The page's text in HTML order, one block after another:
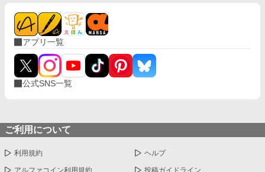
アプリ一覧
公式SNS一覧
ご利用について
利用規約 ヘルプ
アルファコイン利用規約 投稿ガイドライン